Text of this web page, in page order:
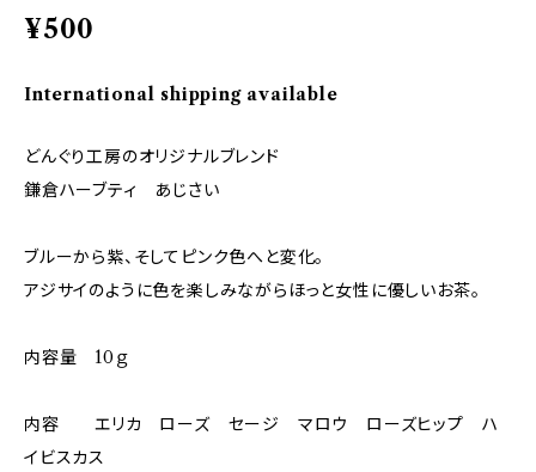
¥500
International shipping available
どんぐり工房のオリジナルブレンド
鎌倉ハーブティ あじさい
ブルーから紫、そしてピンク色へと変化。
アジサイのように色を楽しみながらほっと女性に優しいお茶。
内容量 10ｇ
内容 エリカ ローズ セージ マロウ ローズヒップ ハ
イビスカス